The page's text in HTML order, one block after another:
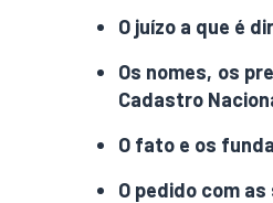
O juízo a que é
Os nomes, os
Cadastro
O fato e os
O pedido com